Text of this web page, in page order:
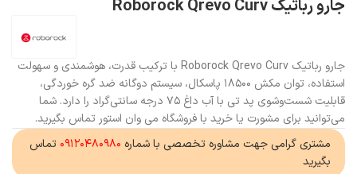
جارو رباتیک Roborock Qrevo Curv
جارو رباتیک Roborock Qrevo Curv با ترکیب قدرت، هوشمندی و سهولت
استفاده، توان مکش ۱۸۵۰۰ پاسکال، سیستم دوگانه ضد گره خوردگی،
قابلیت شست‌وشوی پد تی با آب داغ ۷۵ درجه سانتی‌گراد را دارد. شما
می‌توانید برای مشورت یا خرید با فروشگاه می وان استور تماس بگیرید.
مشتری گرامی جهت مشاوره تخصصی با شماره ۰۹۱۲۰۴۸۰۹۸۰ تماس
بگیرید